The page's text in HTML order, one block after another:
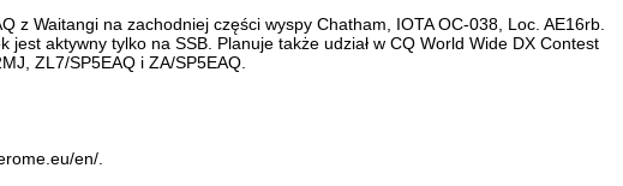
Waitangi na zachodniej części wyspy Chatham, IOTA OC-038, Loc. AE16rb.
aktywny tylko na SSB. Planuje także udział w CQ World Wide DX Contest
ZL7/SP5EAQ i ZA/SP5EAQ.
en/.